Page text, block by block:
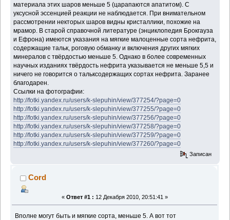
материала этих шаров меньше 5 (царапаются апатитом). С
уксусной эссенцией реакции не наблюдается. При внимательном
рассмотрении некторых шаров видны кристаллики, похожие на
мрамор. В старой справочной литературе (энциклопедия Брокгауза
и Ефрона) имеются указания на мягкие малоценные сорта нефрита,
содержащие тальк, роговую обманку и включения других мягких
минералов с твёрдостью меньше 5. Однако в более современных
научных изданиях твёрдость нефрита указывается не меньше 5,5 и
ничего не говорится о тальксодержащих сортах нефрита. Заранее
благодарен.
Ссылки на фотографии:
http://fotki.yandex.ru/users/k-slepuhin/view/377254/?page=0
http://fotki.yandex.ru/users/k-slepuhin/view/377255/?page=0
http://fotki.yandex.ru/users/k-slepuhin/view/377256/?page=0
http://fotki.yandex.ru/users/k-slepuhin/view/377258/?page=0
http://fotki.yandex.ru/users/k-slepuhin/view/377259/?page=0
http://fotki.yandex.ru/users/k-slepuhin/view/377260/?page=0
Записан
Cord
« Ответ #1 : 12 Декабря 2010, 20:51:41 »
Вполне могут быть и мягкие сорта, меньше 5. А вот тот